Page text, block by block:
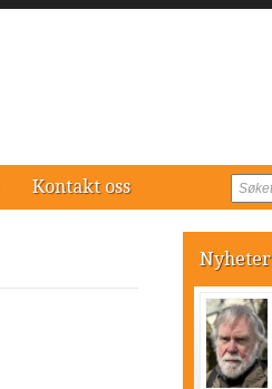
Kontakt oss
Nyheter